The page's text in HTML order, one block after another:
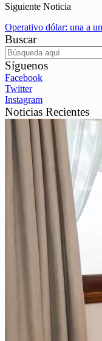
Siguiente Noticia
Operativo dólar: una a
Buscar
Síguenos
Facebook
Twitter
Instagram
Noticias Recientes